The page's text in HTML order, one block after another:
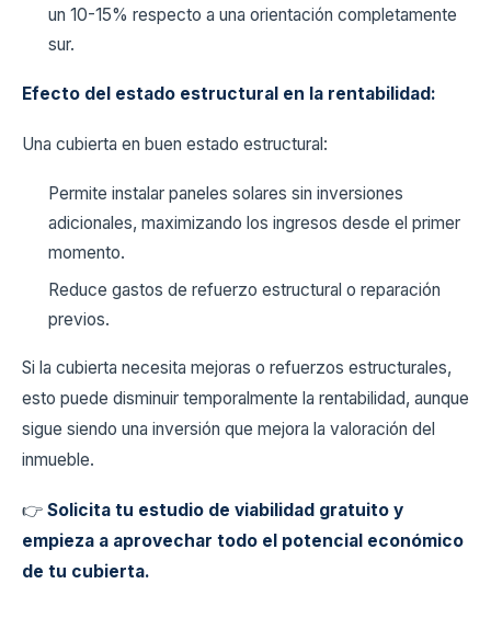
un 10-15% respecto a una orientación completamente
sur.
Efecto del estado estructural en la rentabilidad:
Una cubierta en buen estado estructural:
Permite instalar paneles solares sin inversiones
adicionales, maximizando los ingresos desde el primer
momento.
Reduce gastos de refuerzo estructural o reparación
previos.
Si la cubierta necesita mejoras o refuerzos estructurales,
esto puede disminuir temporalmente la rentabilidad, aunque
sigue siendo una inversión que mejora la valoración del
inmueble.
👉 Solicita tu estudio de viabilidad gratuito y
empieza a aprovechar todo el potencial económico
de tu cubierta.